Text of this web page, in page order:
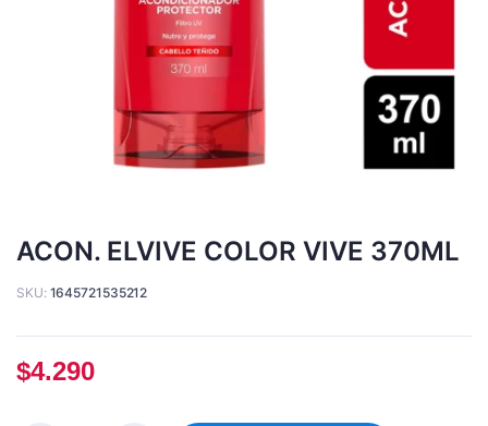
ACON. ELVIVE COLOR VIVE 370ML
SKU: 1645721535212
$4.290